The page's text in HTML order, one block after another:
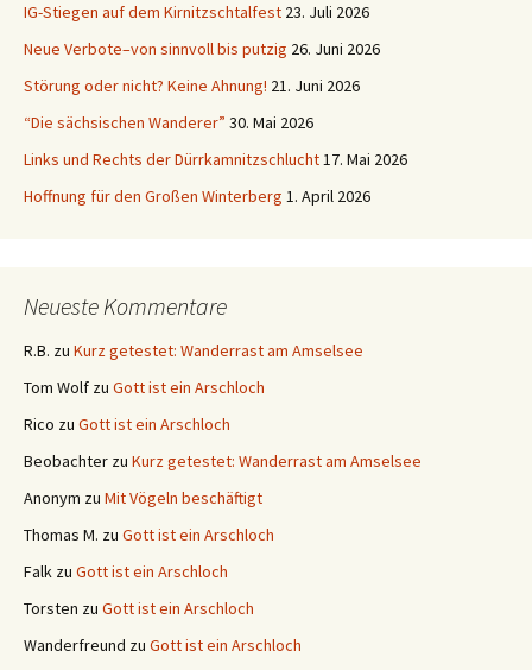
IG-Stiegen auf dem Kirnitzschtalfest 23. Juli 2026
Neue Verbote–von sinnvoll bis putzig 26. Juni 2026
Störung oder nicht? Keine Ahnung! 21. Juni 2026
“Die sächsischen Wanderer” 30. Mai 2026
Links und Rechts der Dürrkamnitzschlucht17. Mai 2026
Hoffnung für den Großen Winterberg 1. April 2026
Neueste Kommentare
R.B. zu Kurz getestet: Wanderrast am Amselsee
Tom Wolf zu Gott ist ein Arschloch
Rico zu Gott ist ein Arschloch
Beobachter zu Kurz getestet: Wanderrast am Amselsee
Anonym zu Mit Vögeln beschäftigt
Thomas M. zu Gott ist ein Arschloch
Falk zu Gott ist ein Arschloch
Torsten zu Gott ist ein Arschloch
Wanderfreund zu Gott ist ein Arschloch